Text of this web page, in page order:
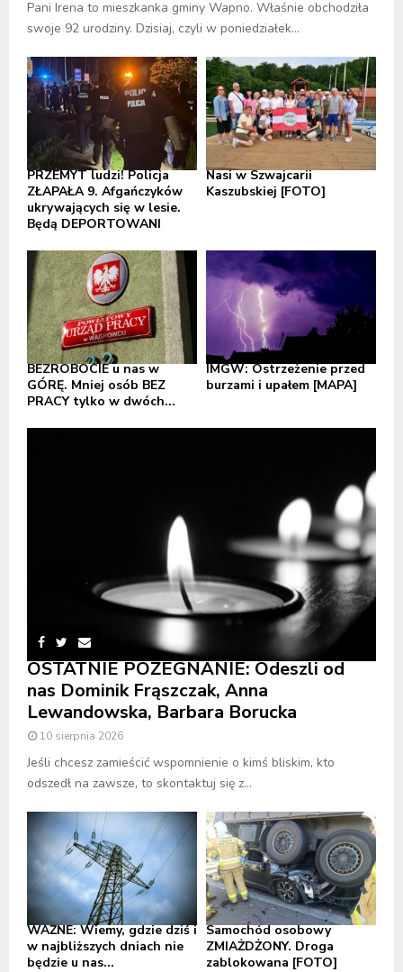
Pani Irena to mieszkanka gminy Wapno. Właśnie obchodziła
swoje 92 urodziny. Dzisiaj, czyli w poniedziałek...
PRZEMYT ludzi! Policja
ZŁAPAŁA 9. Afgańczyków
ukrywających się w lesie.
Będą DEPORTOWANI
Nasi w Szwajcarii
Kaszubskiej [FOTO]
BEZROBOCIE u nas w
GÓRĘ. Mniej osób BEZ
PRACY tylko w dwóch...
IMGW: Ostrzeżenie przed
burzami i upałem [MAPA]
OSTATNIE POŻEGNANIE: Odeszli od
nas Dominik Frąszczak, Anna
Lewandowska, Barbara Borucka
10 sierpnia 2026
Jeśli chcesz zamieścić wspomnienie o kimś bliskim, kto
odszedł na zawsze, to skontaktuj się z...
WAŻNE: Wiemy, gdzie dziś i
w najbliższych dniach nie
będzie u nas...
Samochód osobowy
ZMIAŻDŻONY. Droga
zablokowana [FOTO]